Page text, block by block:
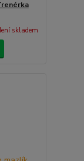
skladem